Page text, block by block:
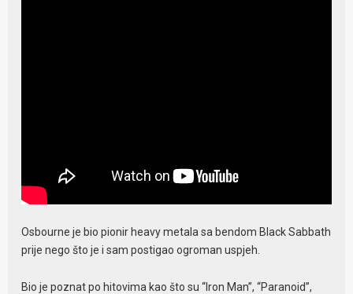
Osbourne je bio pionir heavy metala sa bendom Black Sabbath
prije nego što je i sam postigao ogroman uspjeh.
Bio je poznat po hitovima kao što su “Iron Man”, “Paranoid”,